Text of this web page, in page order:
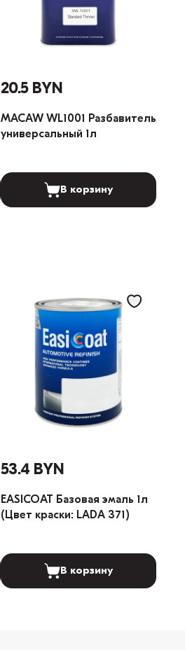
20.5 BYN
MACAW WL1001 Разбавитель
универсальный 1л
В корзину
53.4 BYN
EASICOAT Базовая эмаль 1л
(Цвет краски: LADA 371)
В корзину